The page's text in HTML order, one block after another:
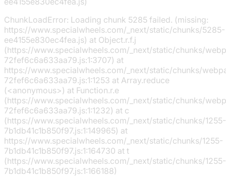
ChunkLoadError: Loading chunk 5285 failed. (missing:
https://www.specialwheels.com/_next/static/chunks/5285-
ee4155e830ec4fea.js) at Object.r.f.j
(https://www.specialwheels.com/_next/static/chunks/
72fef6c6a633aa79.js:1:3707) at
https://www.specialwheels.com/_next/static/chunks/
72fef6c6a633aa79.js:1:1253 at Array.reduce
(<anonymous>) at Function.r.e
(https://www.specialwheels.com/_next/static/chunks/
72fef6c6a633aa79.js:1:1232) at c
(https://www.specialwheels.com/_next/static/chunks/1255-
7b1db41c1b850f97.js:1:149965) at
https://www.specialwheels.com/_next/static/chunks/1255-
7b1db41c1b850f97.js:1:164730 at t
(https://www.specialwheels.com/_next/static/chunks/1255-
7b1db41c1b850f97.js:1:166188)